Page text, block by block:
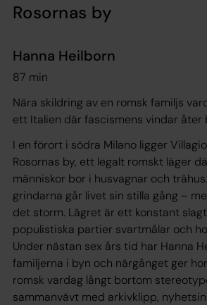
Rosornas by
Hanna Heilborn
87 min
Nära skildring av en romsk familjs
ett Italien där fascismens vindar åter
I en förort i södra Milano ligger
Rosornas by, ett legalt romskt läger
människor bor i husvagnar och
grindarna går livet sin stilla gång –
det storm. Lägret är ett konstant
populistiska partier svartmålar och
Under nästan sex års tid har Hanna
familjerna i byn och närgånget ger
romsk vardag långt bortom
sammanvävt med arkivklipp,